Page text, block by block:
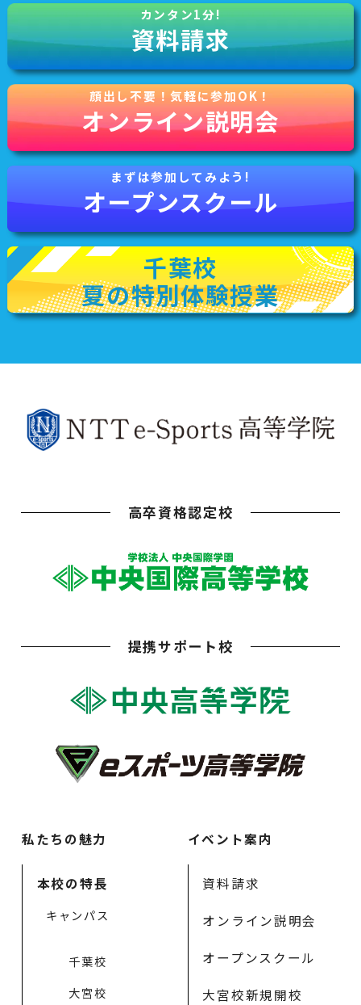
資料請求
オンライン説明会
オープンスクール
千葉校
夏の特別体験授業
高卒資格認定校
提携サポート校
私たちの魅力
本校の特長
キャンパス
千葉校
大宮校
イベント案内
資料請求
オンライン説明会
オープンスクール
大宮校新規開校